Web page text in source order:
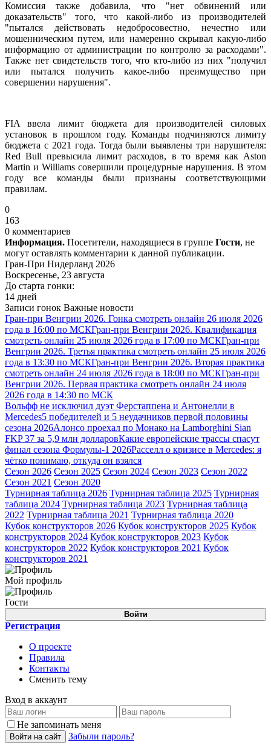
Комиссия также добавила, что "нет обвинений или
доказательств" того, что какой-либо из производителей
"пытался действовать недобросовестно, нечестно или
мошенническим путем, или намеренно скрывал какую-либо
информацию от администрации по контролю за расходами".
Также нет свидетельств того, что кто-либо из них "получил
или пытался получить какое-либо преимущество при
совершении нарушения".
FIA ввела лимит бюджета для производителей силовых
установок в прошлом году. Команды подчиняются лимиту
бюджета с 2021 года. Тогда были выявлены три нарушителя:
Red Bull превысила лимит расходов, в то время как Aston
Martin и Williams совершили процедурные нарушения. В этом
году все команды были признаны соответствующими
правилам.
0
163
0 комментариев
Информация. Посетители, находящиеся в группе Гости, не
могут оставлять комментарии к данной публикации.
Гран-При Нидерланд 2026
Воскресенье, 23 августа
До старта гонки:
14 дней
Записи гонок Важные новости
Гран-при Венгрии 2026. Гонка смотреть онлайн 26 июля 2026
года в 16:00 по МСКГран-при Венгрии 2026. Квалификация
смотреть онлайн 25 июля 2026 года в 17:00 по МСКГран-при
Венгрии 2026. Третья практика смотреть онлайн 25 июля 2026
года в 13:30 по МСКГран-при Венгрии 2026. Вторая практика
смотреть онлайн 24 июля 2026 года в 18:00 по МСКГран-при
Венгрии 2026. Первая практика смотреть онлайн 24 июля
2026 года в 14:30 по МСК
Вольфф не исключил дуэт Ферстаппена и Антонелли в
Mercedes5 победителей и 5 неудачников первой половины
сезона 2026Алонсо проехал по Монако на Lamborghini Sian
FKP 37 за 5,9 млн долларовКакие европейские трассы спасут
финал сезона Формулы-1 2026Расселл о кризисе в Mercedes: я
чётко понимаю, откуда он взялся
Сезон 2026 Сезон 2025 Сезон 2024 Сезон 2023 Сезон 2022
Сезон 2021 Сезон 2020
Турнирная таблица 2026 Турнирная таблица 2025 Турнирная
таблица 2024 Турнирная таблица 2023 Турнирная таблица
2022 Турнирная таблица 2021 Турнирная таблица 2020
Кубок конструкторов 2026 Кубок конструкторов 2025 Кубок
конструкторов 2024 Кубок конструкторов 2023 Кубок
конструкторов 2022 Кубок конструкторов 2021 Кубок
конструкторов 2021
Мой профиль
Гости
Войти
Регистрация
О проекте
Правила
Контакты
Сменить тему
Вход в аккаунт
Не запоминать меня
Войти на сайт Забыли пароль?